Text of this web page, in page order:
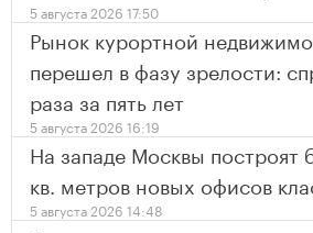
5 августа 2026 17:50
Рынок курортной
перешел в фазу зрелости:
раза за пять лет
5 августа 2026 16:19
На западе Москвы построят
кв. метров новых офисов
5 августа 2026 14:48